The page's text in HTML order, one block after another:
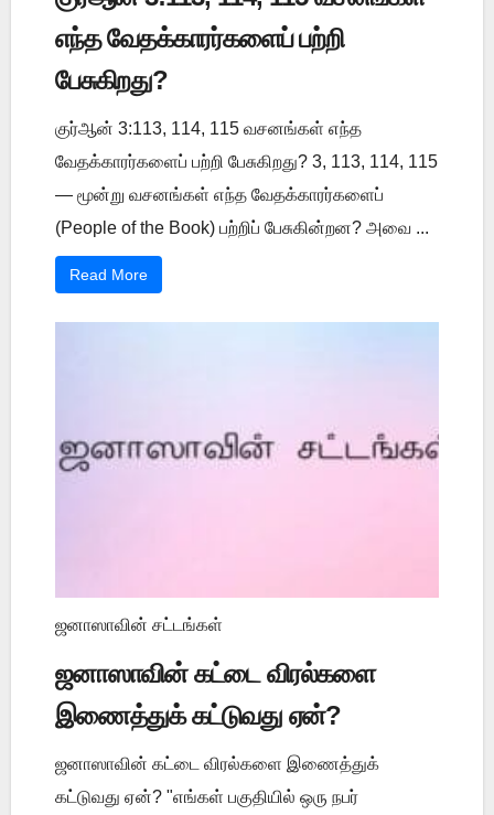
எந்த வேதக்காரர்களைப் பற்றி
பேசுகிறது?
குர்ஆன் 3:113, 114, 115 வசனங்கள் எந்த
வேதக்காரர்களைப் பற்றி பேசுகிறது? 3, 113, 114, 115
— மூன்று வசனங்கள் எந்த வேதக்காரர்களைப்
(People of the Book) பற்றிப் பேசுகின்றன? அவை ...
Read More
ஜனாஸாவின் சட்டங்கள்
ஜனாஸாவின் கட்டை விரல்களை
இணைத்துக் கட்டுவது ஏன்?
ஜனாஸாவின் கட்டை விரல்களை இணைத்துக்
கட்டுவது ஏன்? "எங்கள் பகுதியில் ஒரு நபர்